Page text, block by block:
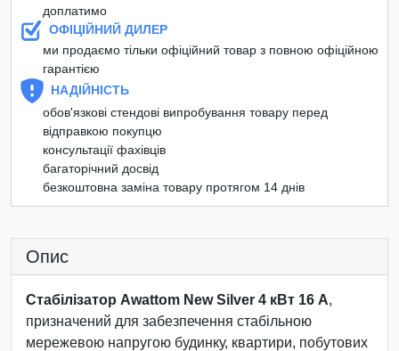
доплатимо
ОФІЦІЙНИЙ ДИЛЕР
ми продаємо тільки офіційний товар з повною офіційною
гарантією
НАДІЙНІСТЬ
обов'язкові стендові випробування товару перед
відправкою покупцю
консультації фахівців
багаторічний досвід
безкоштовна заміна товару протягом 14 днів
Опис
Стабілізатор Awattom New Silver 4 кВт 16 А,
призначений для забезпечення стабільною
мережевою напругою будинку, квартири, побутових